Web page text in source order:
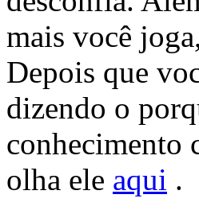
mais você
Depois que
dizendo o
conhecimento
olha ele aqui .